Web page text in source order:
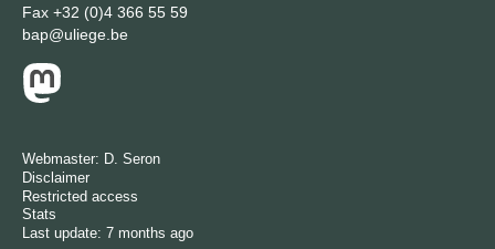
Fax +32 (0)4 366 55 59
bap@uliege.be
Webmaster: D. Seron
Disclaimer
Restricted access
Stats
Last update: 7 months ago